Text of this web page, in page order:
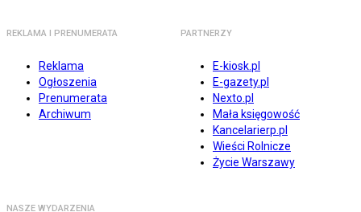
REKLAMA I PRENUMERATA
Reklama
Ogłoszenia
Prenumerata
Archiwum
PARTNERZY
E-kiosk.pl
E-gazety.pl
Nexto.pl
Mała księgowość
Kancelarierp.pl
Wieści Rolnicze
Życie Warszawy
NASZE WYDARZENIA